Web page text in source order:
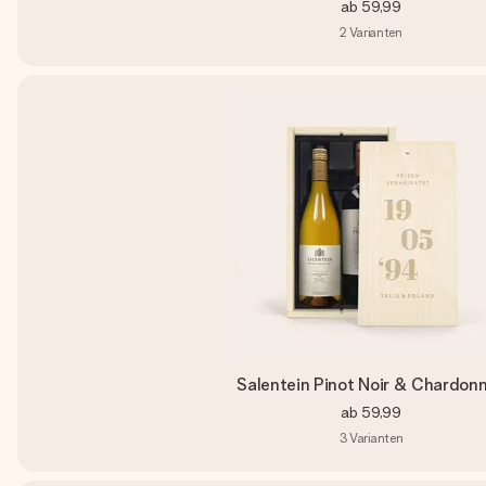
ab 59,99
2 Varianten
Salentein Pinot Noir &
ab 59,99
3Varianten